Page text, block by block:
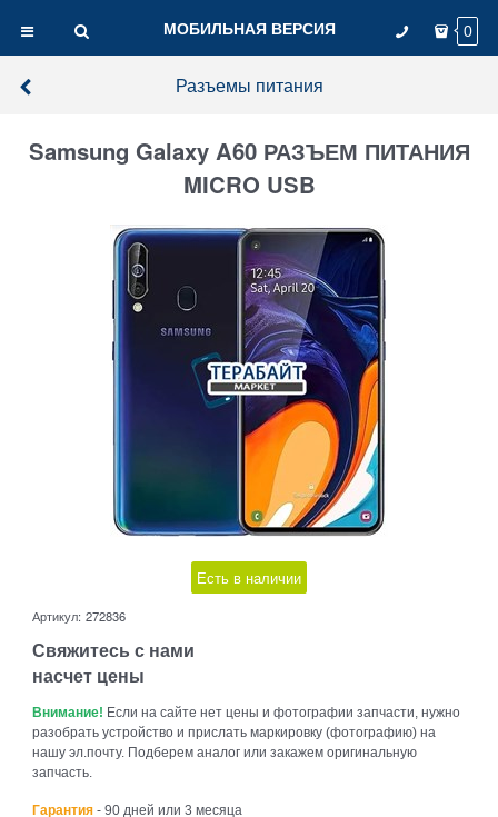
МОБИЛЬНАЯ ВЕРСИЯ 0
Разъемы питания
Samsung Galaxy A60 РАЗЪЕМ ПИТАНИЯ
MICRO USB
Есть в наличии
Артикул: 272836
Свяжитесь с нами
насчет цены
Внимание! Если на сайте нет цены и фотографии запчасти, нужно
разобрать устройство и прислать маркировку (фотографию) на
нашу эл.почту. Подберем аналог или закажем оригинальную
запчасть.
Гарантия - 90 дней или 3 месяца